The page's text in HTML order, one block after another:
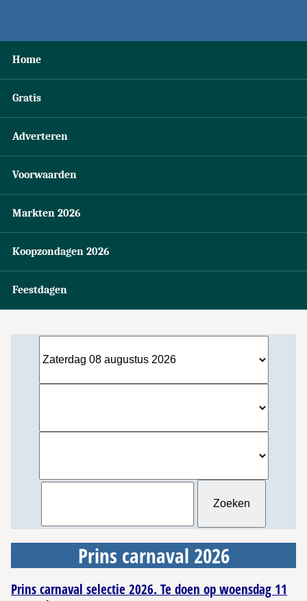
Home
Gratis
Adverteren
Voorwaarden
Markten 2026
Koopzondagen 2026
Feestdagen
Prins carnaval 2026
Prins carnaval selectie 2026. Te doen op woensdag 11